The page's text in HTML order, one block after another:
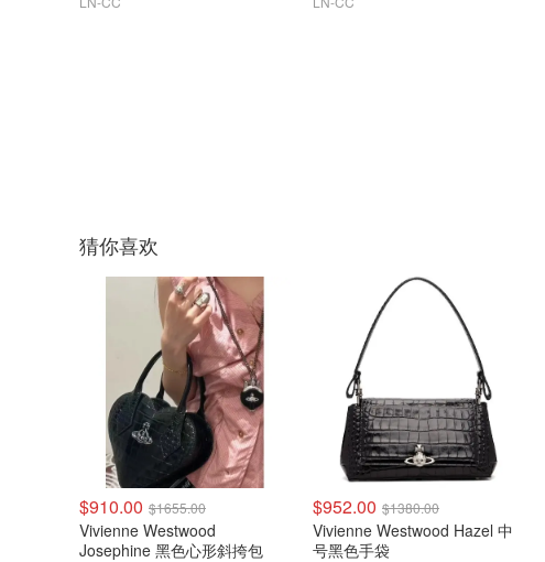
猜你喜欢
$910.00 $1655.00
Vivienne Westwood
Josephine 黑色心形斜挎包
$952.00 $1380.00
Vivienne Westwood Hazel 中
号黑色手袋